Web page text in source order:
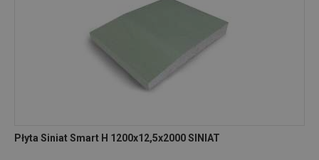
Płyta Siniat Smart H 1200x12,5x2000 SINIAT